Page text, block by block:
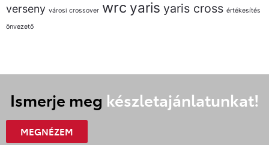
verseny városi crossover wrc yaris yaris cross értékesítés
önvezető
Ismerje meg készletajánlatunkat!
MEGNÉZEM